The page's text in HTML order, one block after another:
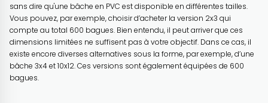
sans dire qu'une bâche en PVC est disponible en différentes tailles.
Vous pouvez, par exemple, choisir d’acheter la version 2x3 qui
compte au total 600 bagues. Bien entendu, il peut arriver que ces
dimensions limitées ne suffisent pas à votre objectif. Dans ce cas, il
existe encore diverses alternatives sous la forme, par exemple, d’une
bâche 3x4 et 10x12. Ces versions sont également équipées de 600
bagues.